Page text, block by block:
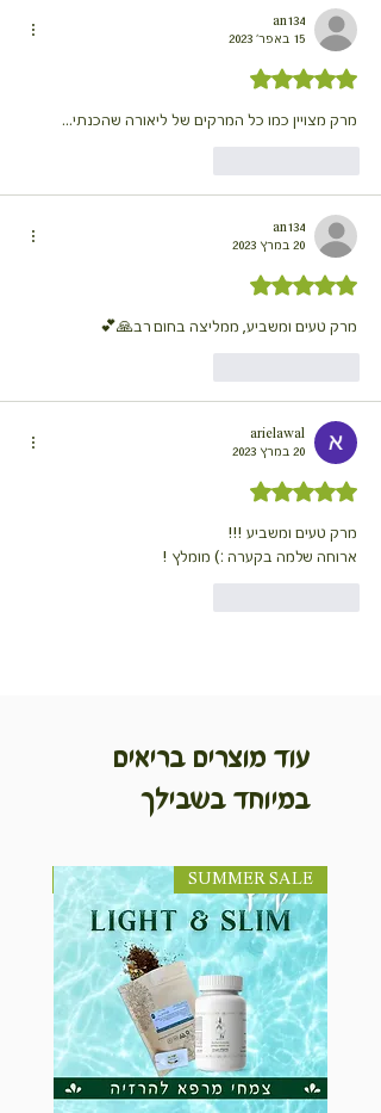
an134
15 באפר׳ 2023
דירוג של 5 מתוך 5 כוכבים
מרק מצויין כמו כל המרקים של ליאורה שהכנתי...
an134
20 במרץ 2023
דירוג של 5 מתוך 5 כוכבים
מרק טעים ומשביע, ממליצה בחום רב🙏💕
arielawal
20 במרץ 2023
דירוג של 5 מתוך 5 כוכבים
מרק טעים ומשביע !!!
ארוחה שלמה בקערה :) מומלץ !
עוד מוצרים בריאים
במיוחד בשבילך
SUMMER SALE